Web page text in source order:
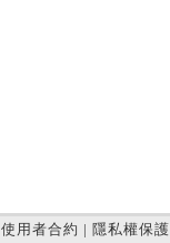
使用者合約 | 隱私權保護